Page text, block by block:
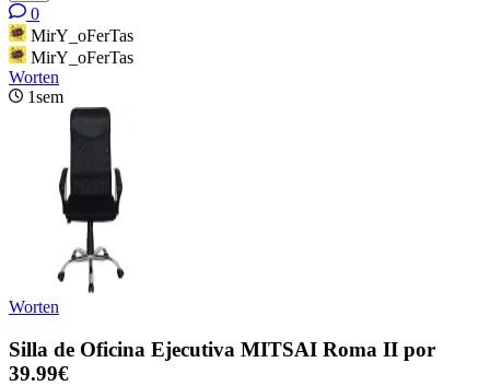
0
MirY_oFerTas
MirY_oFerTas
Worten
1sem
Worten
Silla de Oficina Ejecutiva MITSAI Roma II por
39.99€